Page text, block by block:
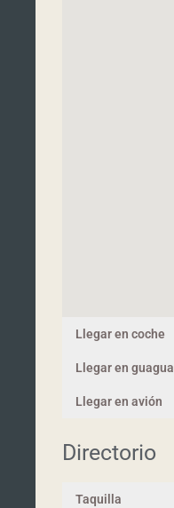
Llegar en coche
Llegar en guagua
Llegar en avión
Directorio
Taquilla